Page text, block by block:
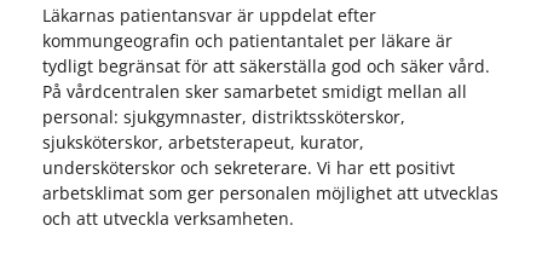
Läkarnas patientansvar är uppdelat efter
kommungeografin och patientantalet per läkare är
tydligt begränsat för att säkerställa god och säker vård.
På vårdcentralen sker samarbetet smidigt mellan all
personal: sjukgymnaster, distriktssköterskor,
sjuksköterskor, arbetsterapeut, kurator,
undersköterskor och sekreterare. Vi har ett positivt
arbetsklimat som ger personalen möjlighet att utvecklas
och att utveckla verksamheten.